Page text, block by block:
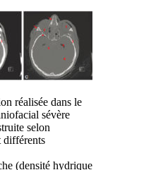
réalisée dans le
sévère
selon
différents
(densité hydrique